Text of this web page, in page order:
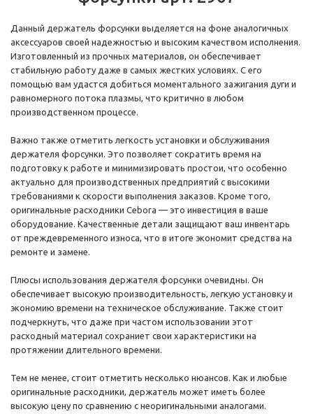
Данный держатель форсунки выделяется на фоне аналогичных
аксессуаров своей надежностью и высоким качеством исполнения.
Изготовленный из прочных материалов, он обеспечивает
стабильную работу даже в самых жестких условиях. С его
помощью вам удастся добиться моментального зажигания дуги и
равномерного потока плазмы, что критично в любом
производственном процессе.
Важно также отметить легкость установки и обслуживания
держателя форсунки. Это позволяет сократить время на
подготовку к работе и минимизировать простои, что особенно
актуально для производственных предприятий с высокими
требованиями к скорости выполнения заказов. Кроме того,
оригинальные расходники Cebora — это инвестиция в ваше
оборудование. Качественные детали защищают ваш инвентарь
от преждевременного износа, что в итоге экономит средства на
ремонте и замене.
Плюсы использования держателя форсунки очевидны. Он
обеспечивает высокую производительность, легкую установку и
экономию времени на техническое обслуживание. Также стоит
подчеркнуть, что даже при частом использовании этот
расходный материал сохраниет свои характеристики на
протяжении длительного времени.
Тем не менее, стоит отметить несколько нюансов. Как и любые
оригинальные расходники, держатель может иметь более
высокую цену по сравнению с неоригинальными аналогами.